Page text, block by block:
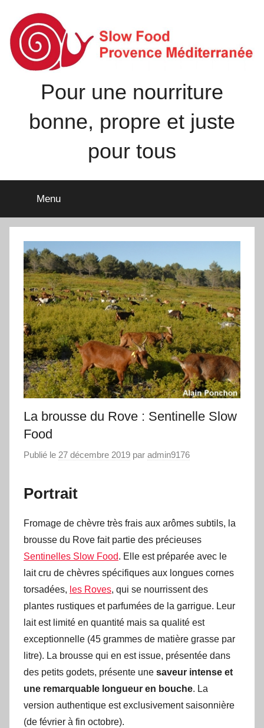
contenu
Pour une nourriture
bonne, propre et juste
pour tous
Menu
La brousse du Rove : Sentinelle Slow
Food
Publié le 27 décembre 2019 par admin9176
Portrait
Fromage de chèvre très frais aux arômes subtils, la
brousse du Rove fait partie des précieuses
Sentinelles Slow Food. Elle est préparée avec le
lait cru de chèvres spécifiques aux longues cornes
torsadées, les Roves, qui se nourrissent des
plantes rustiques et parfumées de la garrigue. Leur
lait est limité en quantité mais sa qualité est
exceptionnelle (45 grammes de matière grasse par
litre). La brousse qui en est issue, présentée dans
des petits godets, présente une saveur intense et
une remarquable longueur en bouche. La
version authentique est exclusivement saisonnière
(de février à fin octobre).